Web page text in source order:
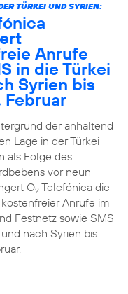
TÜRKEI UND SYRIEN:
Anrufe
in die Türkei
Syrien bis
Februar
der anhaltend
Lage in der Türkei
als Folge des
vor neun
O2Telefónica die
Anrufe im
Festnetz sowie SMS
nach Syrien bis